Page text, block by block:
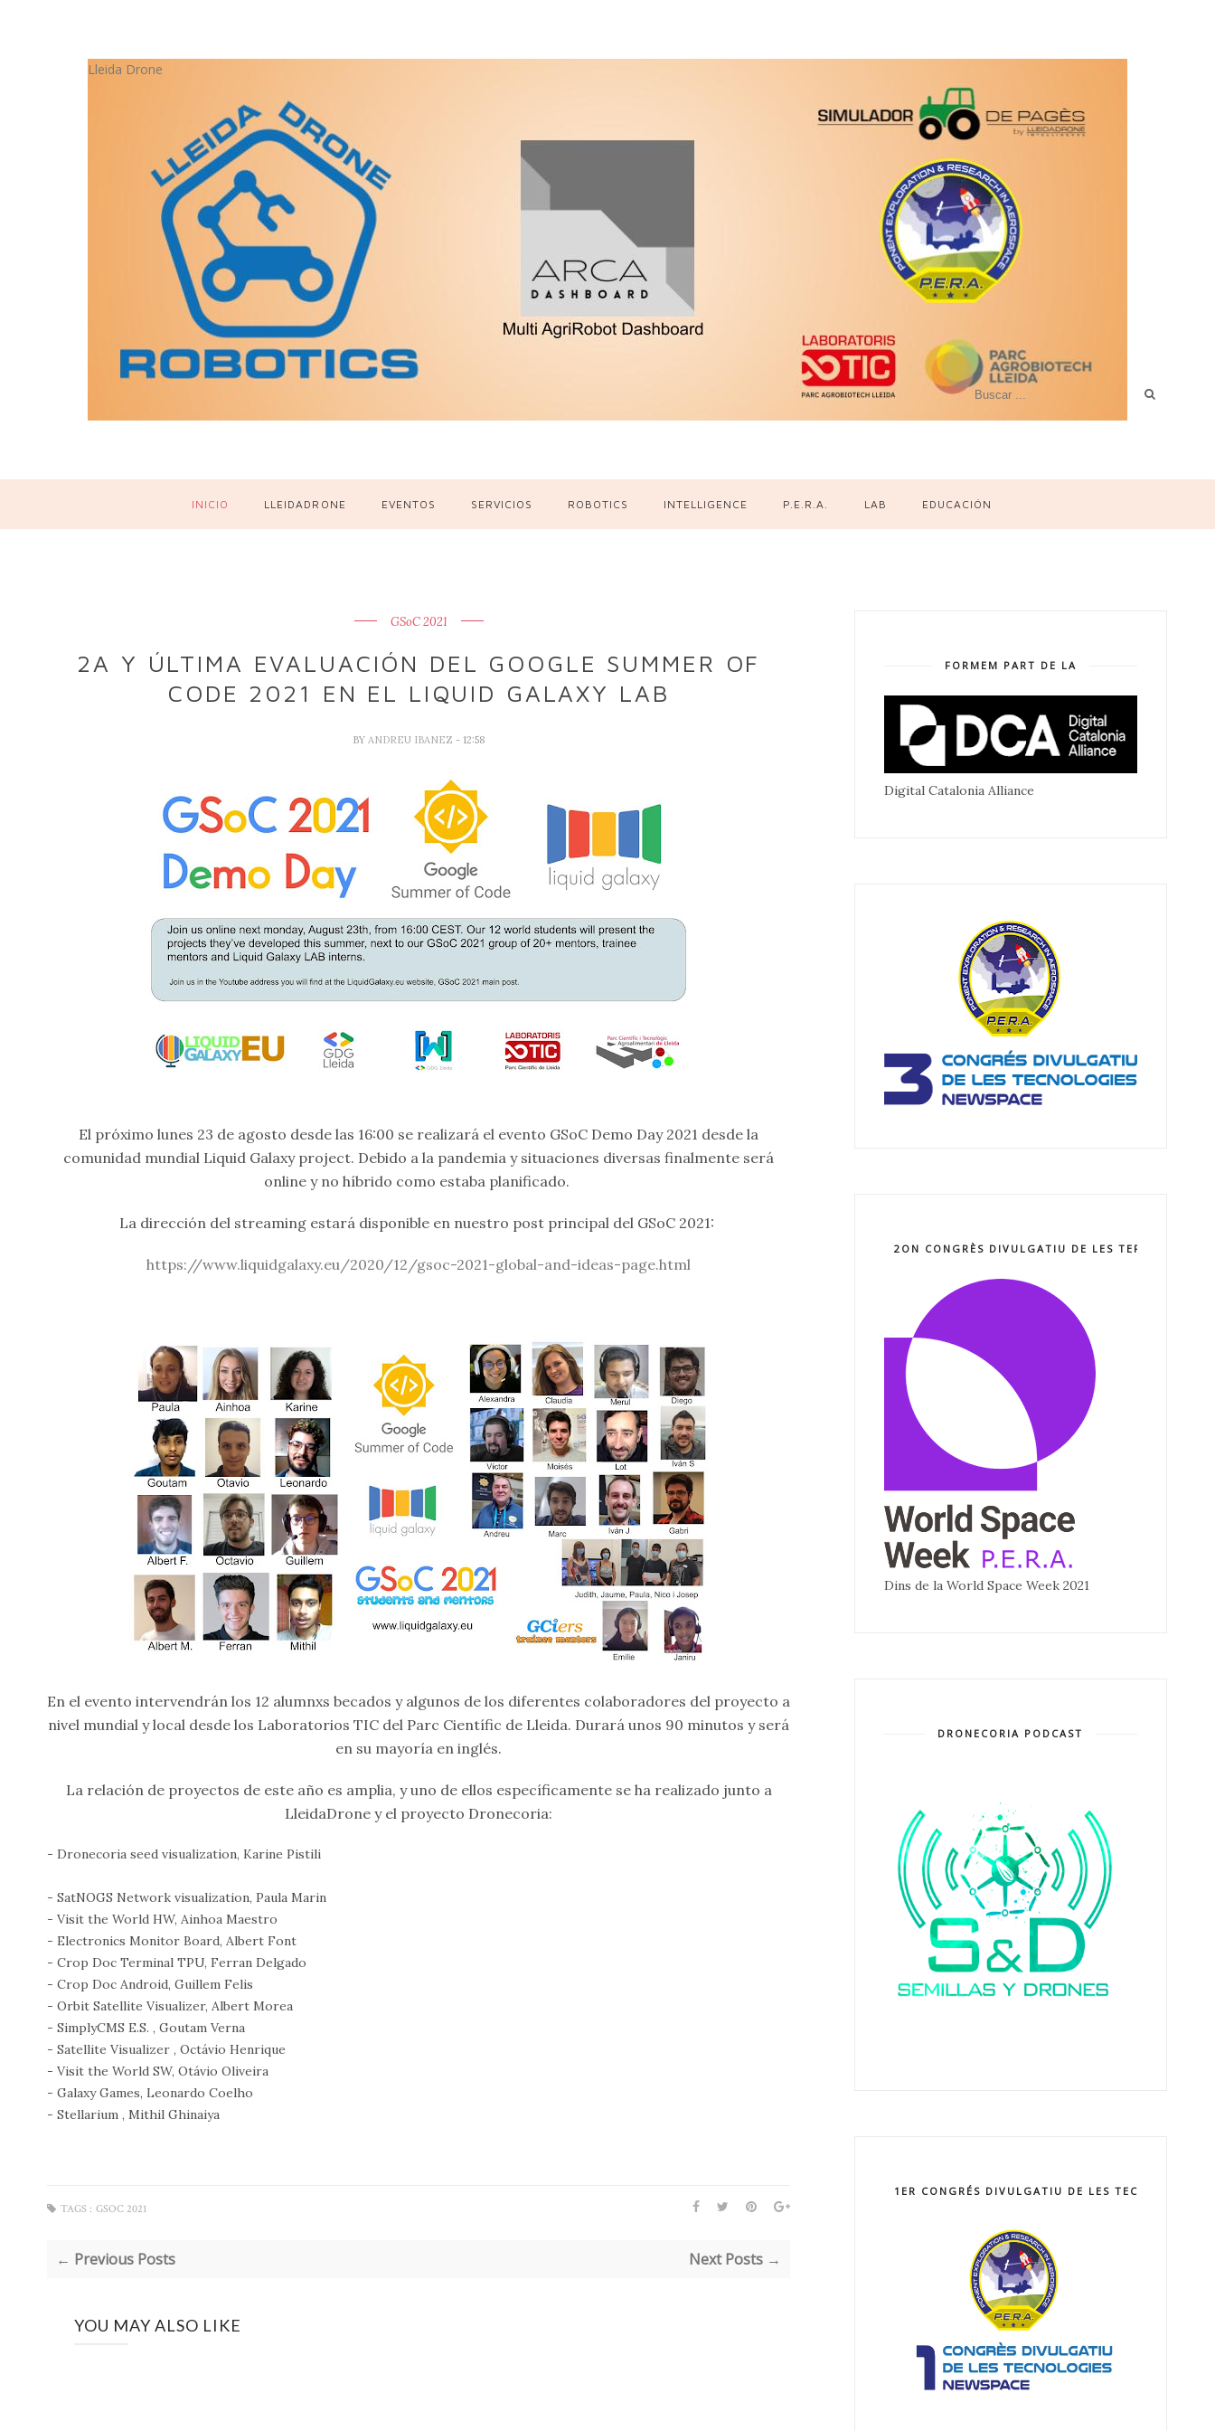
Lleida Drone
INICIO LLEIDADRONE EVENTOS SERVICIOS ROBOTICS INTELLIGENCE P.E.R.A. LAB EDUCACIÓN
GSoC 2021
2A Y ÚLTIMA EVALUACIÓN DEL GOOGLE SUMMER OF
CODE 2021 EN EL LIQUID GALAXY LAB
BY ANDREU IBANEZ - 12:58
El próximo lunes 23 de agosto desde las 16:00 se realizará el evento GSoC Demo Day 2021 desde la
comunidad mundial Liquid Galaxy project. Debido a la pandemia y situaciones diversas finalmente será
online y no híbrido como estaba planificado.
La dirección del streaming estará disponible en nuestro post principal del GSoC 2021:
https://www.liquidgalaxy.eu/2020/12/gsoc-2021-global-and-ideas-page.html
En el evento intervendrán los 12 alumnxs becados y algunos de los diferentes colaboradores del proyecto a
nivel mundial y local desde los Laboratorios TIC del Parc Científic de Lleida. Durará unos 90 minutos y será
en su mayoría en inglés.
La relación de proyectos de este año es amplia, y uno de ellos específicamente se ha realizado junto a
LleidaDrone y el proyecto Dronecoria:
- Dronecoria seed visualization, Karine Pistili
- SatNOGS Network visualization, Paula Marin
- Visit the World HW, Ainhoa Maestro
- Electronics Monitor Board, Albert Font
- Crop Doc Terminal TPU, Ferran Delgado
- Crop Doc Android, Guillem Felis
- Orbit Satellite Visualizer, Albert Morea
- SimplyCMS E.S. , Goutam Verna
- Satellite Visualizer , Octávio Henrique
- Visit the World SW, Otávio Oliveira
- Galaxy Games, Leonardo Coelho
- Stellarium , Mithil Ghinaiya
TAGS : GSOC 2021
← Previous Posts Next Posts →
YOU MAY ALSO LIKE
FORMEM PART DE LA
Digital Catalonia Alliance
2ON CONGRÈS DIVULGATIU DE LES TERCNOLOGIES
Dins de la World Space Week 2021
DRONECORIA PODCAST
1ER CONGRÉS DIVULGATIU DE LES TECNOLOGIES